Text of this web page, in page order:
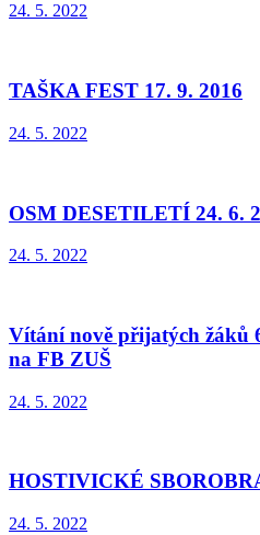
24. 5. 2022
TAŠKA FEST 17. 9. 2016
24. 5. 2022
OSM DESETILETÍ 24. 6.
24. 5. 2022
Vítání nově přijatých žáků
na FB ZUŠ
24. 5. 2022
HOSTIVICKÉ
24. 5. 2022